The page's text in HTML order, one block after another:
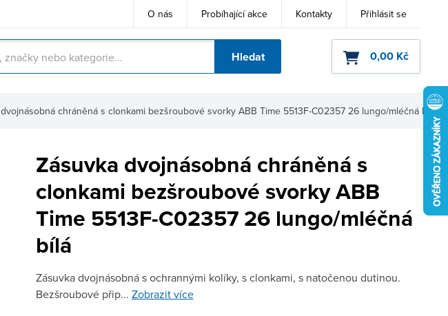
O nás Probíhající akce Kontakty Přihlásit se
Hledat 0,00 Kč
chráněná s clonkami bezšroubové svorky ABB Time 5513F-C02357 26 lungo/mléčná bíl
Zásuvka dvojnásobná chráněná s
clonkami bezšroubové svorky ABB
Time 5513F-C02357 26 lungo/mléčná
bílá
Zásuvka dvojnásobná s ochrannými kolíky, s clonkami, s natočenou dutinou.
Bezšroubové přip... Zobrazit více